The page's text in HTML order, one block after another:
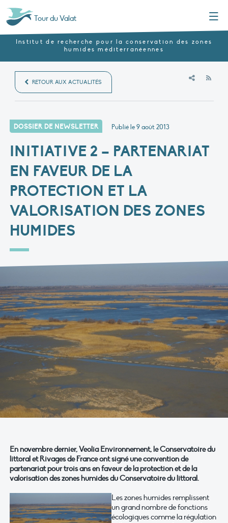
Tour du Valat
Institut de recherche pour la conservation des zones
humides méditerranéennes
RETOUR AUX ACTUALITÉS
DOSSIER DE NEWSLETTER Publié le9 août 2013
INITIATIVE 2 – PARTENARIAT
EN FAVEUR DE LA
PROTECTION ET LA
VALORISATION DES ZONES
HUMIDES
En novembre dernier, Veolia Environnement, le Conservatoire du
littoral et Rivages de France ont signé une convention de
partenariat pour trois ans en faveur de la protection et de la
valorisation des zones humides du Conservatoire du littoral.
Les zones humides remplissent
un grand nombre de fonctions
écologiques comme la régulation